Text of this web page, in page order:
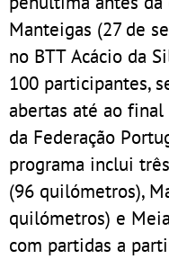
Manteigas (27 de
no BTT Acácio da
100 participantes,
abertas até ao
da Federação
programa inclui
(96 quilómetros),
quilómetros) e
com partidas a